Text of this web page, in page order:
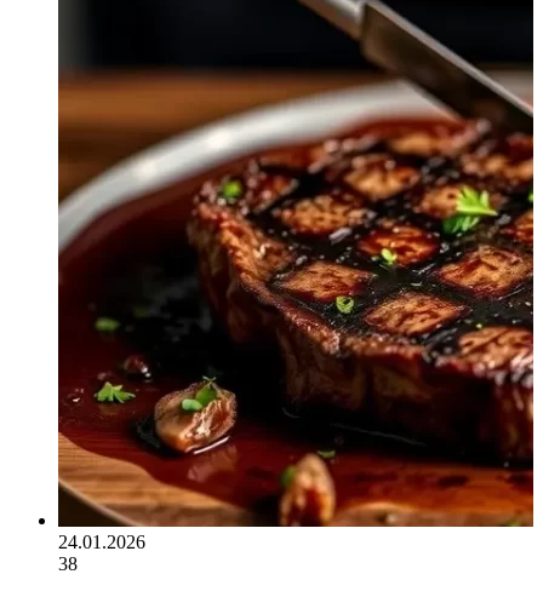
24.01.2026
38